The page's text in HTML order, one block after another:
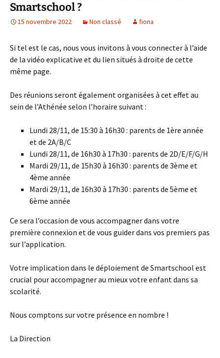
Smartschool ?
15 novembre 2022 Non classé fiona
Si tel est le cas, nous vous invitons à vous connecter à l’aide
de la vidéo explicative et du lien situés à droite de cette
même page.
Des réunions seront également organisées à cet effet au
sein de l’Athénée selon l’horaire suivant :
Lundi 28/11, de 15:30 à 16h30 : parents de 1ère année
et de 2A/B/C
Lundi 28/11, de 16h30 à 17h30 : parents de 2D/E/F/G/H
Mardi 29/11, de 15h30 à 16h30 : parents de 3ème et
4ème année
Mardi 29/11, de 16h30 à 17h30 : parents de 5ème et
6ème année
Ce sera l’occasion de vous accompagner dans votre
première connexion et de vous guider dans vos premiers pas
sur l’application.
Votre implication dans le déploiement de Smartschool est
crucial pour accompagner au mieux votre enfant dans sa
scolarité.
Nous comptons sur votre présence en nombre !
La Direction